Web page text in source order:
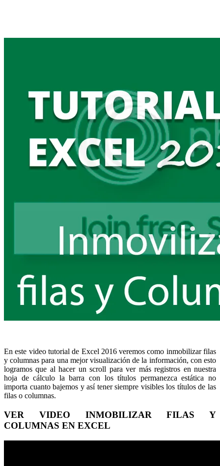
En este video tutorial de Excel 2016 veremos como inmobilizar filas
y columnas para una mejor visualización de la información, con esto
logramos que al hacer un scroll para ver más registros en nuestra
hoja de cálculo la barra con los títulos permanezca estática no
importa cuanto bajemos y así tener siempre visibles los títulos de las
filas o columnas.
VER VIDEO INMOBILIZAR FILAS Y
COLUMNAS EN EXCEL